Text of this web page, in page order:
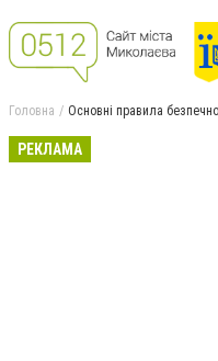
Головна Основні правила
РЕКЛАМА